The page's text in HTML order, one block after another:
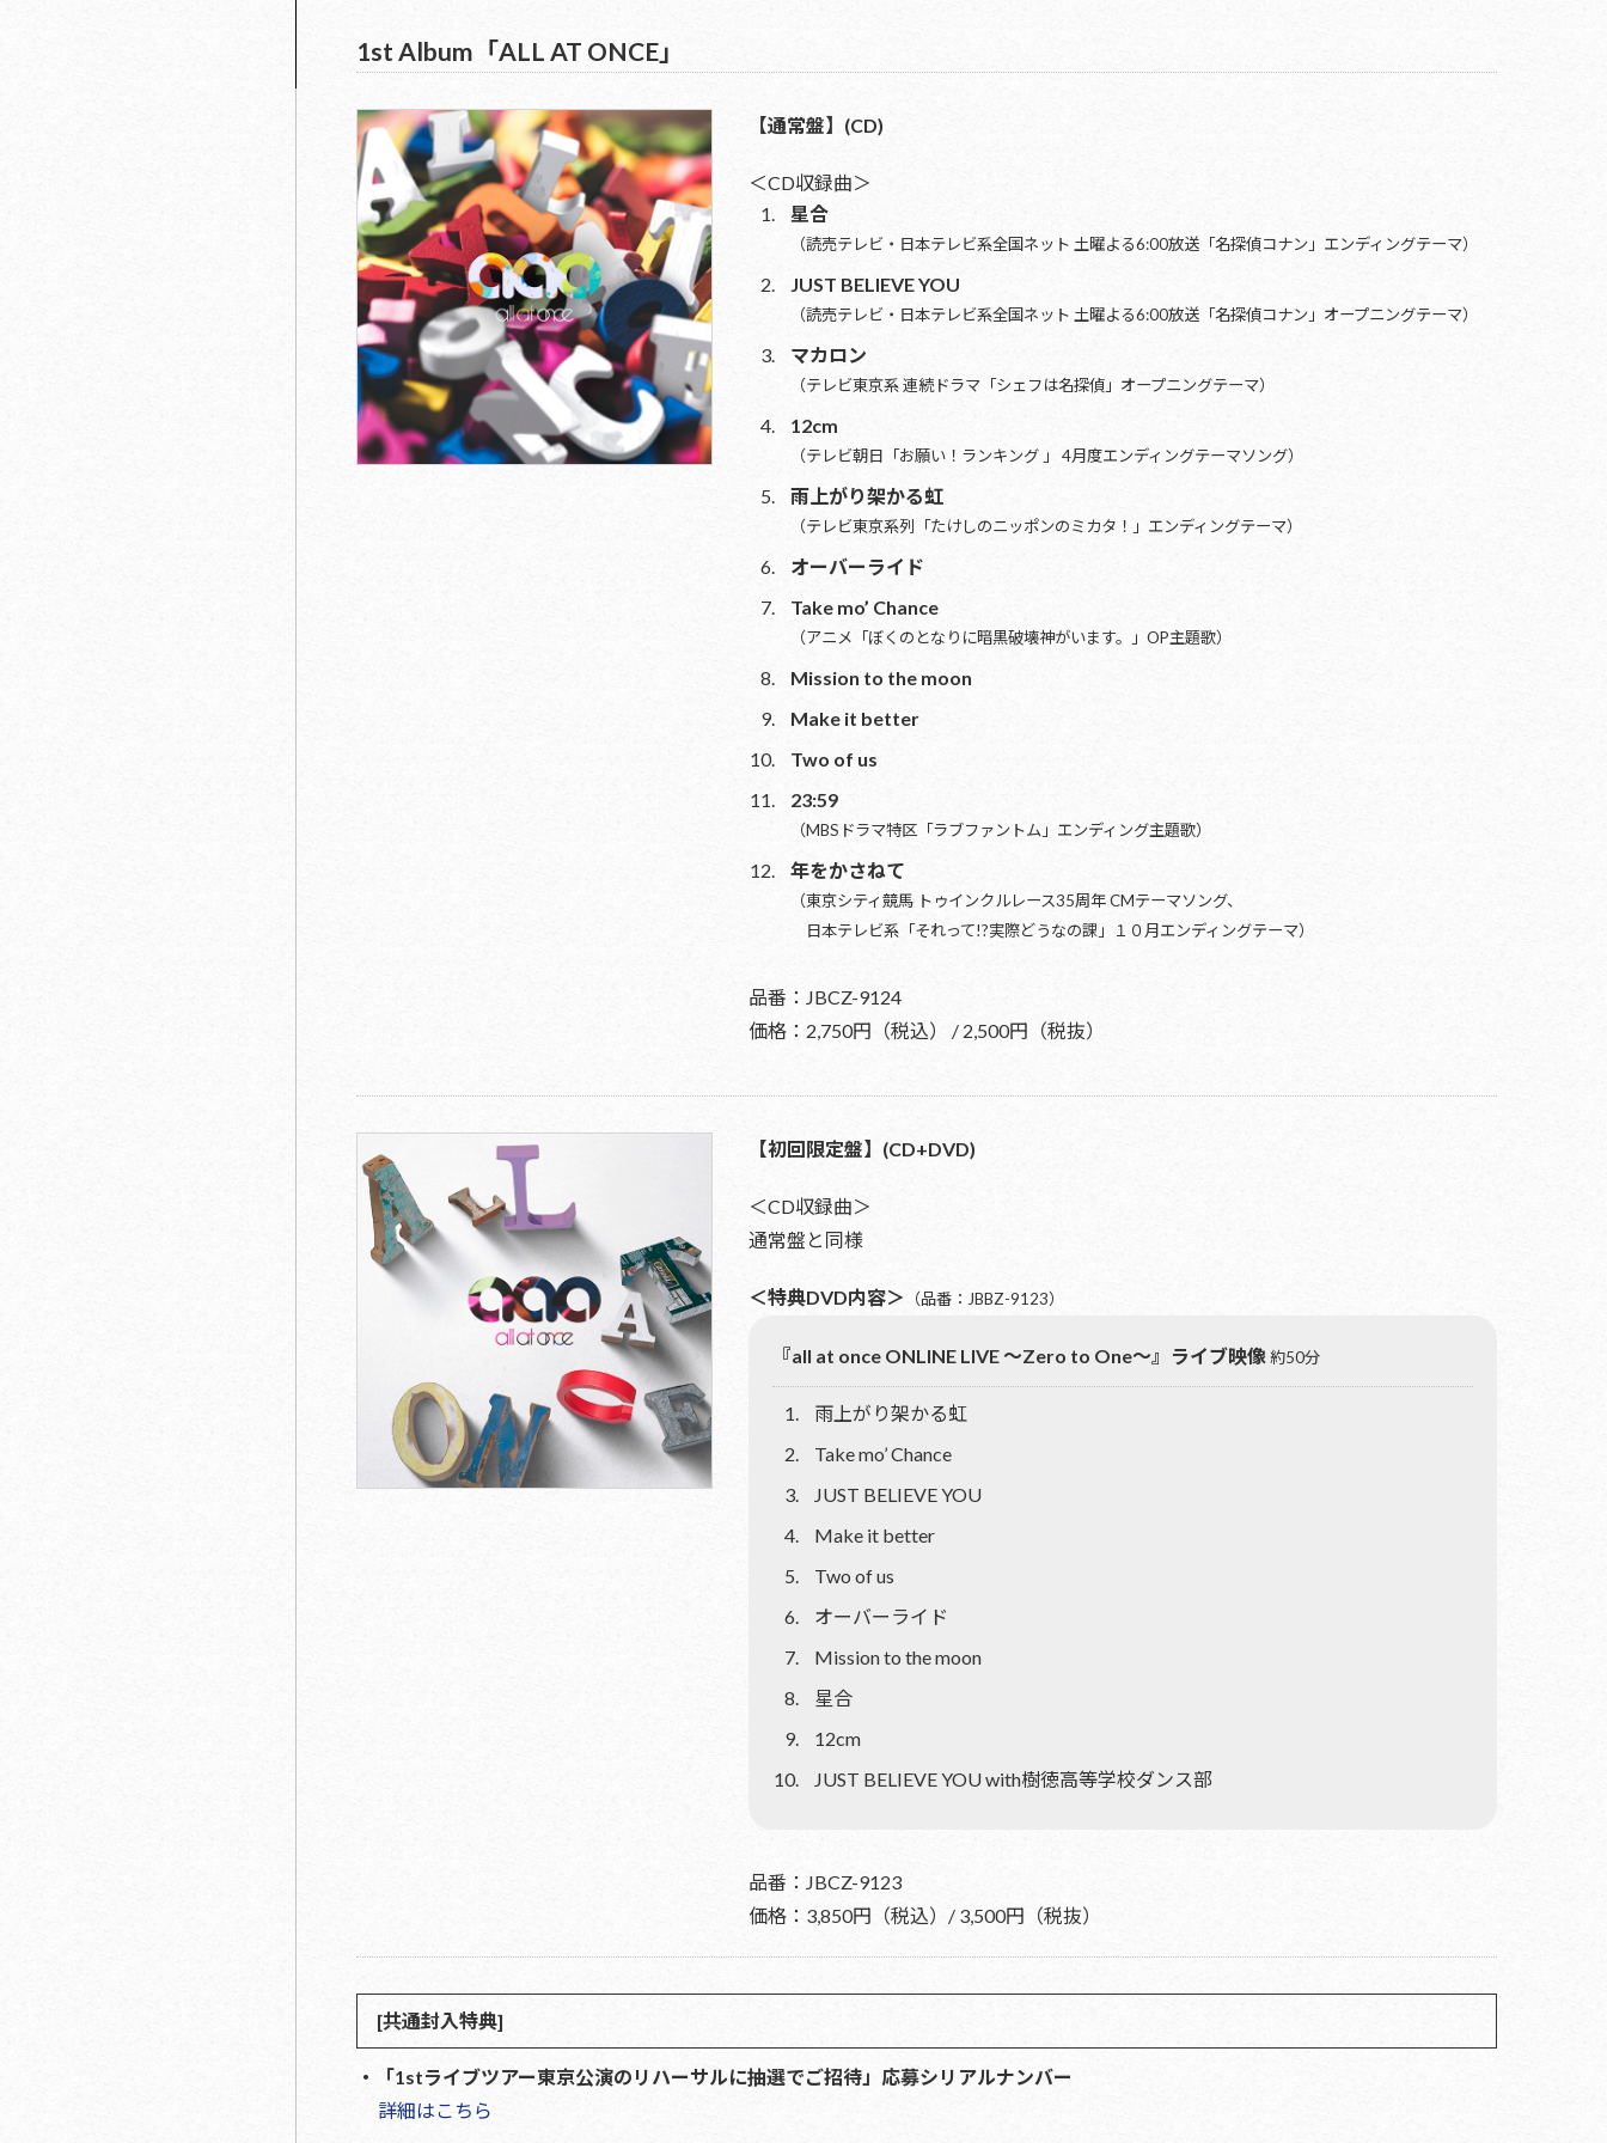
1st Album「ALL AT ONCE」
【通常盤】(CD)
＜CD収録曲＞
星合
（読売テレビ・日本テレビ系全国ネット 土曜よる6:00放送「名探偵コナン」エンディングテーマ）
JUST BELIEVE YOU
（読売テレビ・日本テレビ系全国ネット 土曜よる6:00放送「名探偵コナン」オープニングテーマ）
マカロン
（テレビ東京系 連続ドラマ「シェフは名探偵」オープニングテーマ）
12cm
（テレビ朝日「お願い！ランキング 」 4月度エンディングテーマソング）
雨上がり架かる虹
（テレビ東京系列「たけしのニッポンのミカタ！」エンディングテーマ）
オーバーライド
Take mo’ Chance
（アニメ「ぼくのとなりに暗黒破壊神がいます。」OP主題歌）
Mission to the moon
Make it better
Two of us
23:59
（MBSドラマ特区「ラブファントム」エンディング主題歌）
年をかさねて
（東京シティ競馬 トゥインクルレース35周年 CMテーマソング、
日本テレビ系「それって!?実際どうなの課」１０月エンディングテーマ）
品番：JBCZ-9124
価格：2,750円（税込） / 2,500円（税抜）
【初回限定盤】(CD+DVD)
＜CD収録曲＞
通常盤と同様
＜特典DVD内容＞ （品番：JBBZ-9123）
『all at once ONLINE LIVE 〜Zero to One〜』ライブ映像約50分
雨上がり架かる虹
Take mo’ Chance
JUST BELIEVE YOU
Make it better
Two of us
オーバーライド
Mission to the moon
星合
12cm
JUST BELIEVE YOU with樹徳高等学校ダンス部
品番：JBCZ-9123
価格：3,850円（税込）/ 3,500円（税抜）
[共通封入特典]
・「1stライブツアー東京公演のリハーサルに抽選でご招待」応募シリアルナンバー
詳細はこちら